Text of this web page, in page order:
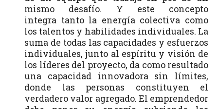
mismo desafío. Y este concepto
integra tanto la energía colectiva como
los talentos y habilidades individuales. La
suma de todas las capacidades y esfuerzos
individuales, junto al espíritu y visión de
los líderes del proyecto, da como resultado
una capacidad innovadora sin límites,
donde las personas constituyen el
verdadero valor agregado. El emprendedor